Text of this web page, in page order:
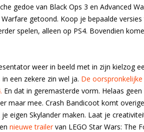
gedoe van Black Ops 3 en Advanced
getoond. Koop je bepaalde
spelen, alleen op PS4. Bovendien
weer in beeld met in zijn kielzog
een zekere zin wel ja. De
En dat in geremasterde vorm. Helaas
maar mee. Crash Bandicoot komt
eigen Skylander maken. Laat je
nieuwe trailervan LEGO Star Wars: The